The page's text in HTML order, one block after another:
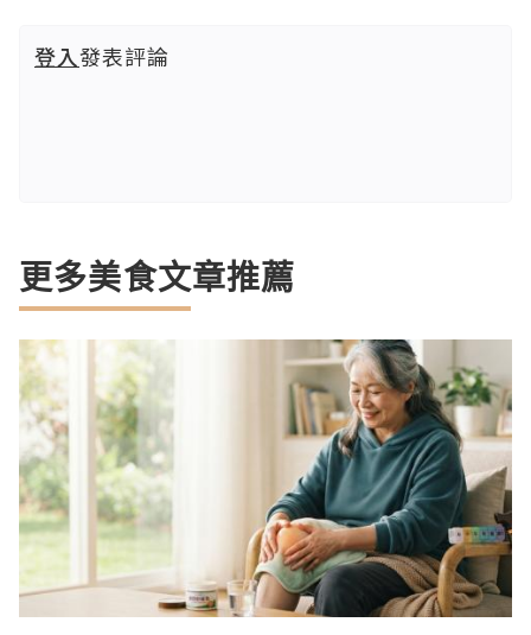
登入發表評論
更多美食文章推薦